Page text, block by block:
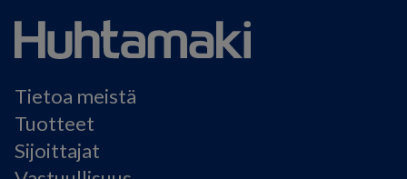
Tietoa meistä
Tuotteet
Sijoittajat